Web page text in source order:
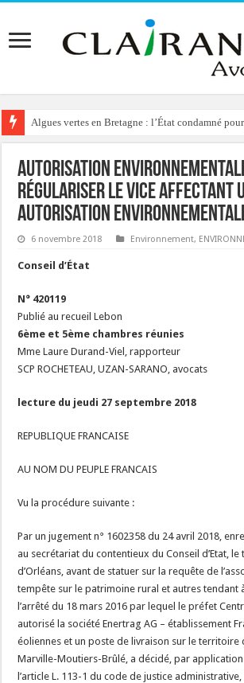
Algues vertes en Bretagne : l’État condamné
Autorisation
régulariser le vice affectant
autorisation
6 novembre 2018 Environnement,
Conseil d’État
N° 420119
Publié au recueil Lebon
6ème et 5ème chambres réunies
Mme Laure Durand-Viel, rapporteur
SCP ROCHETEAU, UZAN-SARANO, avocats
lecture du jeudi 27 septembre 2018
REPUBLIQUE FRANCAISE
AU NOM DU PEUPLE FRANCAIS
Vu la procédure suivante :
Par un jugement n° 1602358 du 24 avril 2018,
au secrétariat du contentieux du Conseil d’Etat,
d’Orléans, avant de statuer sur la requête de
tempête sur le patrimoine rural et autres tendant
l’arrêté du 18 mars 2016 par lequel le préfet
autorisé la société Enertrag AG – établissement
éoliennes et un poste de livraison sur le territoire
Marville-Moutiers-Brûlé, a décidé, par
l’article L. 113-1 du code de justice